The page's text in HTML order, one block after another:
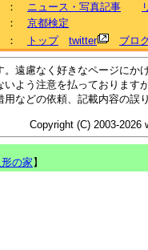
： ニュース・写真記事
： 京都検定
： トップ twitter ブロ
。遠慮なく好きなページに
いよう注意を払っております
用などの依頼、記載内容の誤
Copyright (C) 2003-2026
の家 】